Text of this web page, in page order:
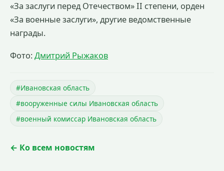
«За заслуги перед Отечеством» II степени, орден
«За военные заслуги», другие ведомственные
награды.
Фото: Дмитрий Рыжаков
#Ивановская область
#вооруженные силы Ивановская область
#военный комиссар Ивановская область
← Ко всем новостям